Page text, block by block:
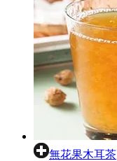
無花果木耳茶